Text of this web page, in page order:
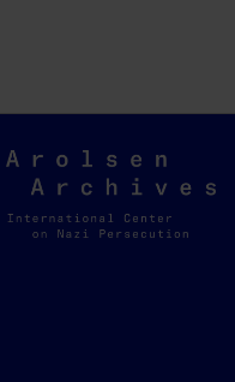
Arolsen
Archives